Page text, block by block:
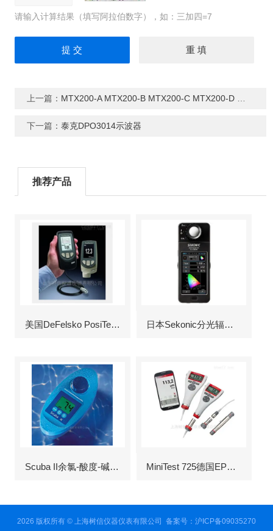
请输入计算结果（填写阿拉伯数字），如：三加四=7
上一篇： MTX200-A MTX200-B MTX200-C MTX200-D 红外测温仪
下一篇： 泰克DPO3014示波器
推荐产品
美国DeFelsko PosiTector6000涂层测厚仪 日本Sekonic分光辐射照度计
Scuba II余氯-酸度-碱度-氰尿酸浓度测定仪 MiniTest 725德国EPK涂层测厚仪
2026 版权所有 © 上海树信仪器仪表有限公司 备案号：沪ICP备09035270